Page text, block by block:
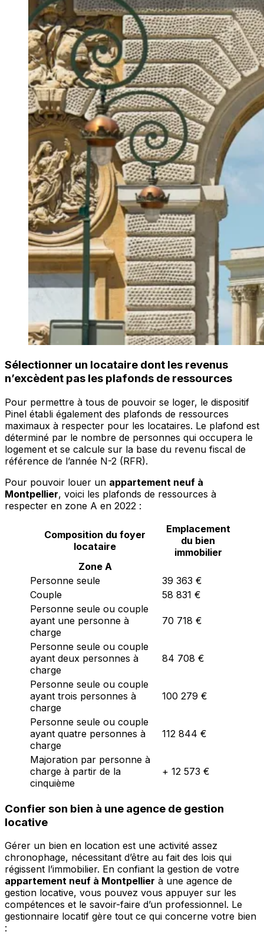
Sélectionner un locataire dont les revenus
n’excèdent pas les plafonds de ressources
Pour permettre à tous de pouvoir se loger, le dispositif
Pinel établi également des plafonds de ressources
maximaux à respecter pour les locataires. Le plafond est
déterminé par le nombre de personnes qui occupera le
logement et se calcule sur la base du revenu fiscal de
référence de l’année N-2 (RFR).
Pour pouvoir louer un appartement neuf à
Montpellier, voici les plafonds de ressources à
respecter en zone A en 2022 :
Composition du foyer
locataire
Emplacement
du bien
immobilier
Zone A
Personne seule
39 363 €
Couple
58 831 €
Personne seule ou couple
ayant une personne à
charge
70 718 €
Personne seule ou couple
ayant deux personnes à
charge
84 708 €
Personne seule ou couple
ayant trois personnes à
charge
100 279 €
Personne seule ou couple
ayant quatre personnes à
charge
112 844 €
Majoration par personne à
charge à partir de la
cinquième
+ 12 573 €
Confier son bien à une agence de gestion
locative
Gérer un bien en location est une activité assez
chronophage, nécessitant d’être au fait des lois qui
régissent l’immobilier. En confiant la gestion de votre
appartement neuf à Montpellier à une agence de
gestion locative, vous pouvez vous appuyer sur les
compétences et le savoir-faire d’un professionnel. Le
gestionnaire locatif gère tout ce qui concerne votre bien
: